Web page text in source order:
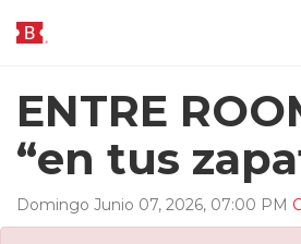
ENTRE
“en tus
Domingo Junio 07, 2026, 07:00 PM